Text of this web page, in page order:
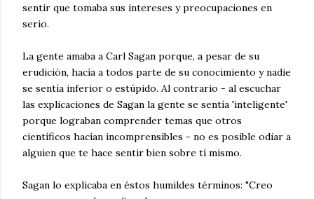
sentir que tomaba sus intereses y preocupaciones en
serio.
La gente amaba a Carl Sagan porque, a pesar de su
erudición, hacía a todos parte de su conocimiento y nadie
se sentía inferior o estúpido. Al contrario - al escuchar
las explicaciones de Sagan la gente se sentía 'inteligente'
porque lograban comprender temas que otros
científicos hacían incomprensibles - no es posible odiar a
alguien que te hace sentir bien sobre tí mismo.
Sagan lo explicaba en éstos humildes términos: "Creo